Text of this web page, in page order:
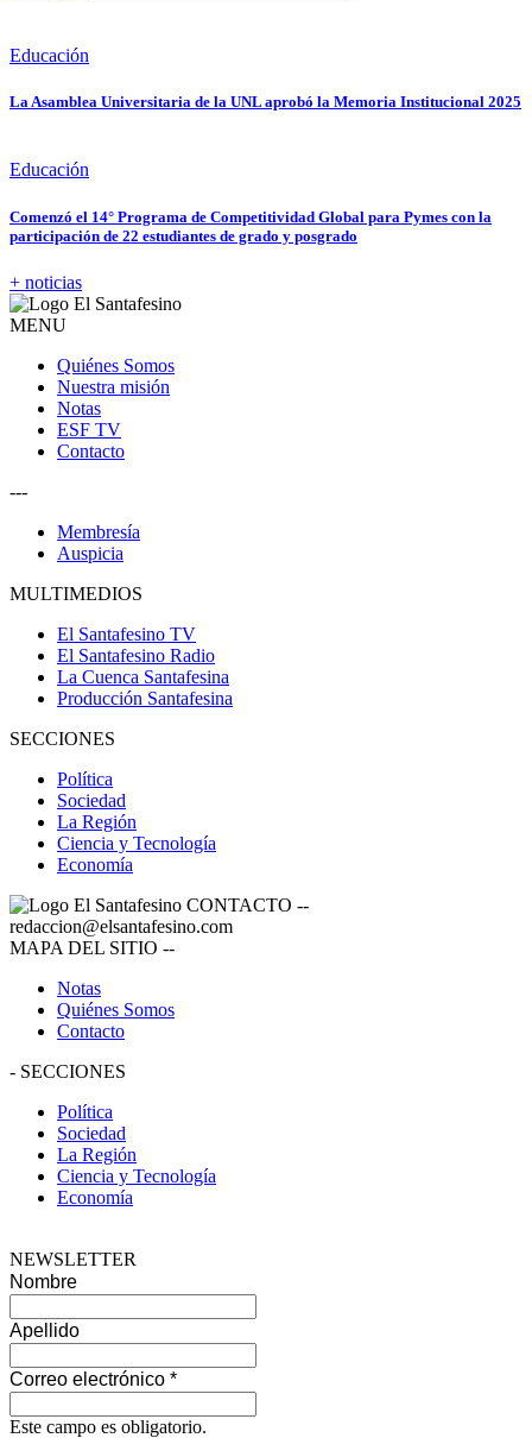
Educación
La Asamblea Universitaria de la UNL aprobó la Memoria Institucional 2025
Educación
Comenzó el 14° Programa de Competitividad Global para Pymes con la
participación de 22 estudiantes de grado y posgrado
+ noticias
MENU
Quiénes Somos
Nuestra misión
Notas
ESF TV
Contacto
---
Membresía
Auspicia
MULTIMEDIOS
El Santafesino TV
El Santafesino Radio
La Cuenca Santafesina
Producción Santafesina
SECCIONES
Política
Sociedad
La Región
Ciencia y Tecnología
Economía
CONTACTO --
redaccion@elsantafesino.com
MAPA DEL SITIO --
Notas
Quiénes Somos
Contacto
- SECCIONES
Política
Sociedad
La Región
Ciencia y Tecnología
Economía
NEWSLETTER
Nombre
Apellido
Correo electrónico *
Este campo es obligatorio.